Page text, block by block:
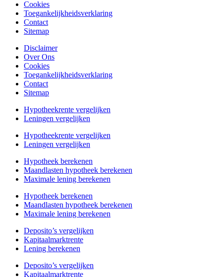
Cookies
Toegankelijkheidsverklaring
Contact
Sitemap
Disclaimer
Over Ons
Cookies
Toegankelijkheidsverklaring
Contact
Sitemap
Hypotheekrente vergelijken
Leningen vergelijken
Hypotheekrente vergelijken
Leningen vergelijken
Hypotheek berekenen
Maandlasten hypotheek berekenen
Maximale lening berekenen
Hypotheek berekenen
Maandlasten hypotheek berekenen
Maximale lening berekenen
Deposito’s vergelijken
Kapitaalmarktrente
Lening berekenen
Deposito’s vergelijken
Kapitaalmarktrente